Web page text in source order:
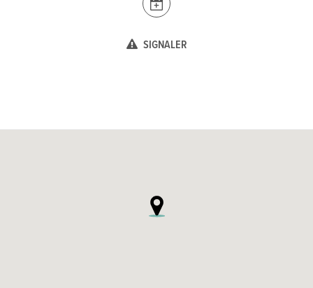
SIGNALER